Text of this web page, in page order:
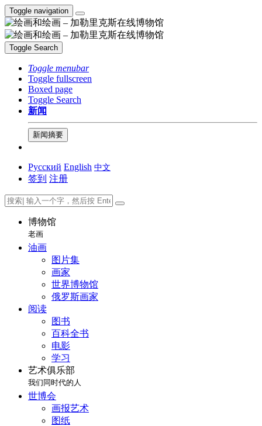
Toggle navigation
Toggle Search
Toggle menubar
Toggle fullscreen
Boxed page
Toggle Search
新闻
新闻摘要
Русский English 中文
签到 注册
博物馆
老画
油画
图片集
画家
世界博物馆
俄罗斯画家
阅读
图书
百科全书
电影
学习
艺术俱乐部
我们同时代的人
世博会
画报艺术
图纸